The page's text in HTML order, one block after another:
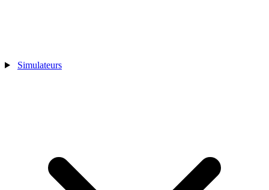
Simulateurs